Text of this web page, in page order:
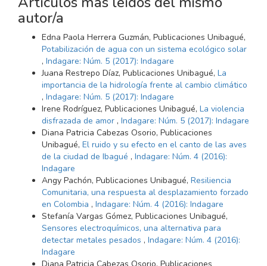
autor/a
Edna Paola Herrera Guzmán, Publicaciones Unibagué,
Potabilización de agua con un sistema ecológico solar
, Indagare: Núm. 5 (2017): Indagare
Juana Restrepo Díaz, Publicaciones Unibagué, La
importancia de la hidrología frente al cambio climático
, Indagare: Núm. 5 (2017): Indagare
Irene Rodríguez, Publicaciones Unibagué, La violencia
disfrazada de amor , Indagare: Núm. 5 (2017): Indagare
Diana Patricia Cabezas Osorio, Publicaciones
Unibagué, El ruido y su efecto en el canto de las aves
de la ciudad de Ibagué , Indagare: Núm. 4 (2016):
Indagare
Angy Pachón, Publicaciones Unibagué, Resiliencia
Comunitaria, una respuesta al desplazamiento forzado
en Colombia , Indagare: Núm. 4 (2016): Indagare
Stefanía Vargas Gómez, Publicaciones Unibagué,
Sensores electroquímicos, una alternativa para
detectar metales pesados , Indagare: Núm. 4 (2016):
Indagare